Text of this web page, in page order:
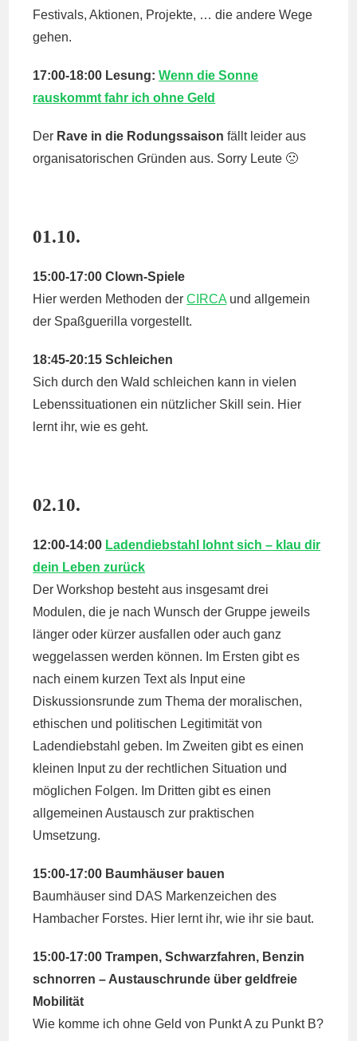
Festivals, Aktionen, Projekte, … die andere Wege
gehen.
17:00-18:00 Lesung:Wenn die Sonne
rauskommt fahr ich ohne Geld
Der Rave in die Rodungssaisonfällt leider aus
organisatorischen Gründen aus. Sorry Leute 🙁
01.10.
15:00-17:00 Clown-Spiele
Hier werden Methoden derCIRCA und allgemein
der Spaßguerilla vorgestellt.
18:45-20:15 Schleichen
Sich durch den Wald schleichen kann in vielen
Lebenssituationen ein nützlicher Skill sein. Hier
lernt ihr, wie es geht.
02.10.
12:00-14:00 Ladendiebstahl lohnt sich – klau dir
dein Leben zurück
Der Workshop besteht aus insgesamt drei
Modulen, die je nach Wunsch der Gruppe jeweils
länger oder kürzer ausfallen oder auch ganz
weggelassen werden können. Im Ersten gibt es
nach einem kurzen Text als Input eine
Diskussionsrunde zum Thema der moralischen,
ethischen und politischen Legitimität von
Ladendiebstahl geben. Im Zweiten gibt es einen
kleinen Input zu der rechtlichen Situation und
möglichen Folgen. Im Dritten gibt es einen
allgemeinen Austausch zur praktischen
Umsetzung.
15:00-17:00 Baumhäuser bauen
Baumhäuser sind DAS Markenzeichen des
Hambacher Forstes. Hier lernt ihr, wie ihr sie baut.
15:00-17:00 Trampen, Schwarzfahren, Benzin
schnorren – Austauschrunde über geldfreie
Mobilität
Wie komme ich ohne Geld von Punkt A zu Punkt B?